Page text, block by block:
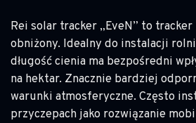
Rei solar tracker „EveN” to
obniżony. Idealny do instalacji
długość cienia ma bezpośredni
na hektar. Znacznie bardziej
warunki atmosferyczne. Często
przyczepach jako rozwiązanie